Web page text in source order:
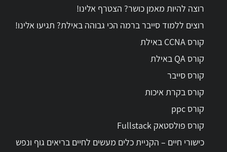
רוצה להיות מאמן כושר? הצטרף אלינו!
רוצים ללמוד סייבר ברמה הכי גבוהה באילת? תגיעו אלינו!
קורס CCNA באילת
קורס QA באילת
קורס סייבר
קורס בקרת איכות
קורס ppc
קורס פולסטאק Fullstack
כישורי חיים – הקניית כלים מעשים לחיים בריאים גוף ונפש